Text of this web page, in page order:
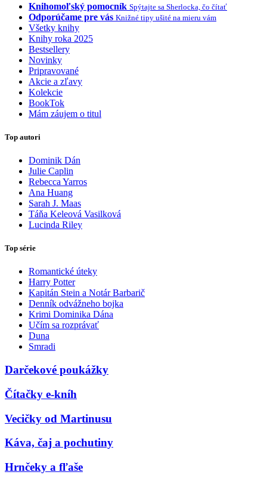
Knihomoľský pomocník Spýtajte sa Sherlocka, čo čítať
Odporúčame pre vás Knižné tipy ušité na mieru vám
Všetky knihy
Knihy roka 2025
Bestsellery
Novinky
Pripravované
Akcie a zľavy
Kolekcie
BookTok
Mám záujem o titul
Top autori
Dominik Dán
Julie Caplin
Rebecca Yarros
Ana Huang
Sarah J. Maas
Táňa Keleová Vasilková
Lucinda Riley
Top série
Romantické úteky
Harry Potter
Kapitán Stein a Notár Barbarič
Denník odvážneho bojka
Krimi Dominika Dána
Učím sa rozprávať
Duna
Smradi
Darčekové poukážky
Čítačky e-kníh
Vecičky od Martinusu
Káva, čaj a pochutiny
Hrnčeky a fľaše